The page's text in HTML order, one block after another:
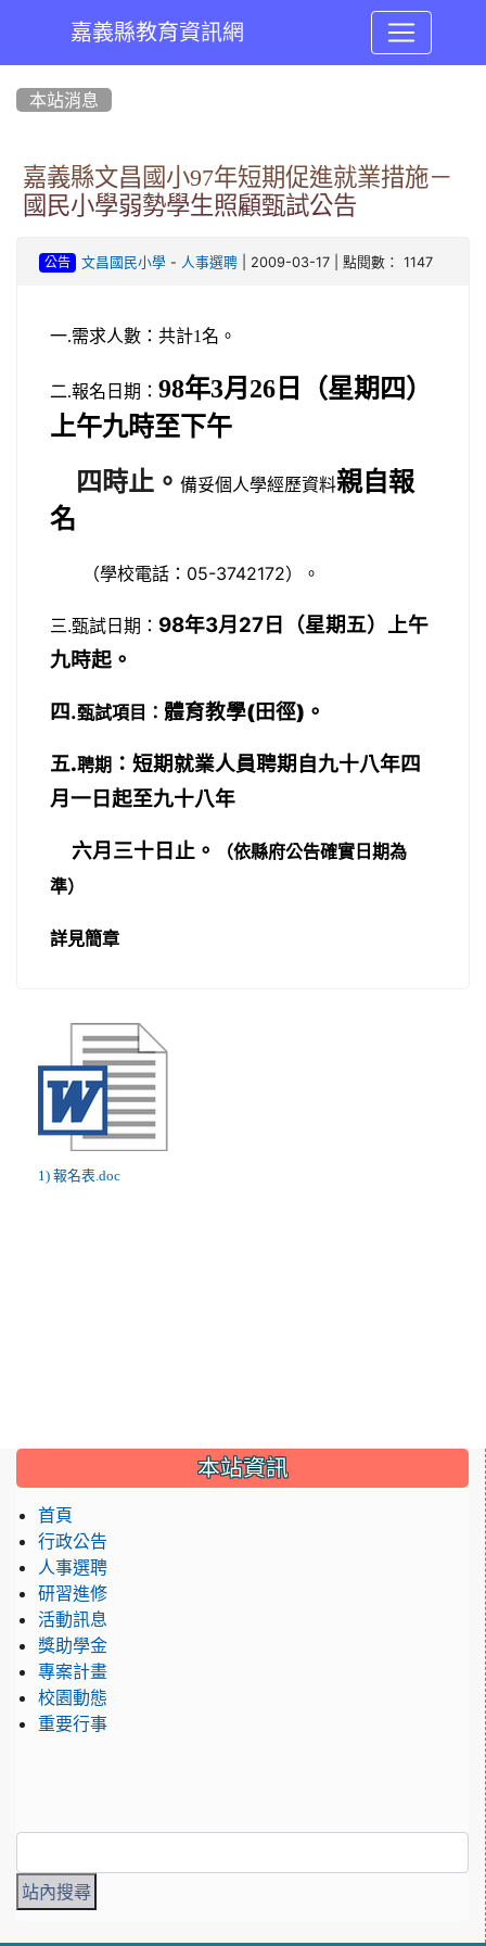
嘉義縣教育資訊網
本站消息
嘉義縣文昌國小97年短期促進就業措施－
國民小學弱勢學生照顧甄試公告
公告 文昌國民小學- 人事選聘| 2009-03-17 | 點閱數： 1147
一.需求人數：共計1名。
二.報名日期： 98年3月26日
（星期四）
上午九時至下午
四時止。 備妥個人學經歷資料親自報
名
（學校電話：05-3742172）。
三.甄試日期： 98年3月27日 （星期五） 上午
九時起。
四.甄試項目： 體育教學(田徑)。
五.聘期 ：短期就業人員聘期自九十八年四
月一日起至九十八年
六月三十日止 。
（依縣府公告確實日期為
準）
詳見簡章
1) 報名表.doc
::: 本站資訊
首頁
行政公告
人事選聘
研習進修
活動訊息
獎助學金
專案計畫
校園動態
重要行事